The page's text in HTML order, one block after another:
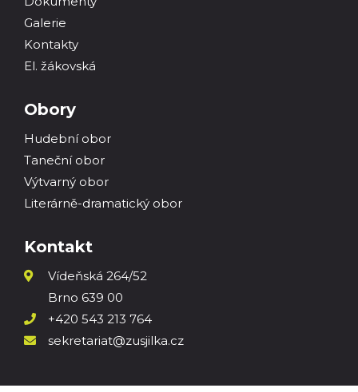
Galerie
Kontakty
El. žákovská
Obory
Hudební obor
Taneční obor
Výtvarný obor
Literárně-dramatický obor
Kontakt
Vídeňská 264/52
Brno 639 00
+420 543 213 764
sekretariat@zusjilka.cz